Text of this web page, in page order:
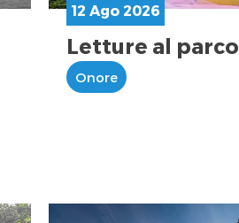
12 Ago 2026
Letture al parco
Onore